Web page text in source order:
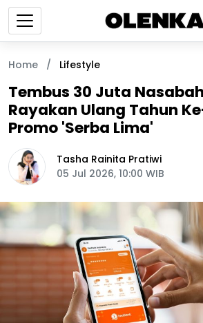
Home / Lifestyle
Tembus 30 Juta
Rayakan Ulang Tahun
Promo 'Serba Lima'
Tasha Rainita Pratiwi
05 Jul 2026, 10:00 WIB